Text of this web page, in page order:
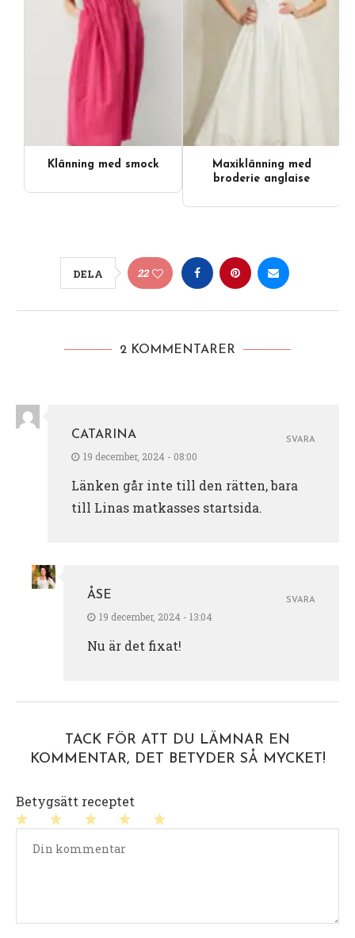
Klänning med smock
Maxiklänning med
broderie anglaise
DELA 22
2 KOMMENTARER
CATARINA
19 december, 2024 - 08:00
Länken går inte till den rätten, bara
till Linas matkasses startsida.
SVARA
ÅSE
19 december, 2024 - 13:04
Nu är det fixat!
SVARA
TACK FÖR ATT DU LÄMNAR EN
KOMMENTAR, DET BETYDER SÅ MYCKET!
Betygsätt receptet
stjärnor
stjärnor
stjärnor
stjärna